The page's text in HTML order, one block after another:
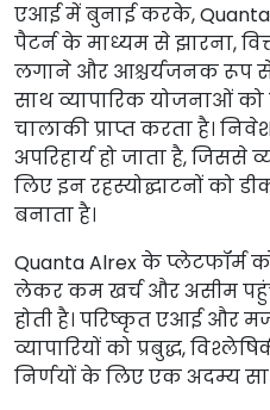
एआई में बुनाई करके, Quanta
पैटर्न के माध्यम से झारना,
लगाने और आश्चर्यजनक रूप
साथ व्यापारिक योजनाओं
चालाकी प्राप्त करता है।
अपरिहार्य हो जाता है, जिससे
लिए इन रहस्योद्घाटनों को
बनाता है।
Quanta Alrex के प्लेटफॉर्म
लेकर कम खर्च और असीम
होती है। परिष्कृत एआई और
व्यापारियों को प्रबुद्ध,
निर्णयों के लिए एक अदम्य